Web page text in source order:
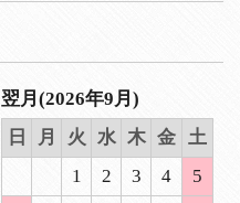
翌月(2026年9月)
日
月 火 水 木 金 土
1
2 3 4
5